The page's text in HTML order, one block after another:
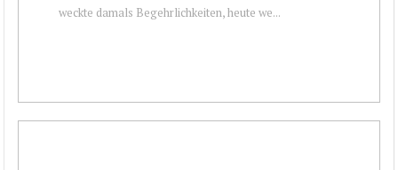
weckte damals Begehrlichkeiten, heute we...